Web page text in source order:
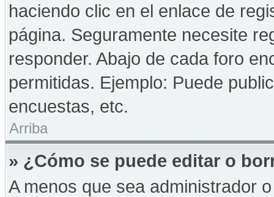
haciendo clic en el enlace de
página. Seguramente necesite
responder. Abajo de cada foro
permitidas. Ejemplo: Puede
encuestas, etc.
Arriba
» ¿Cómo se puede editar o
A menos que sea administrador